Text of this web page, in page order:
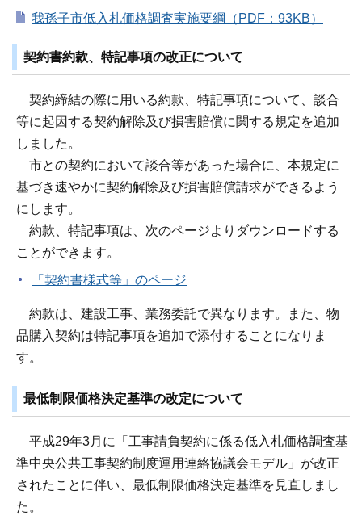
我孫子市低入札価格調査実施要綱（PDF：93KB）
契約書約款、特記事項の改正について
契約締結の際に用いる約款、特記事項について、談合
等に起因する契約解除及び損害賠償に関する規定を追加
しました。
市との契約において談合等があった場合に、本規定に
基づき速やかに契約解除及び損害賠償請求ができるよう
にします。
約款、特記事項は、次のページよりダウンロードする
ことができます。
「契約書様式等」のページ
約款は、建設工事、業務委託で異なります。また、物
品購入契約は特記事項を追加で添付することになりま
す。
最低制限価格決定基準の改定について
平成29年3月に「工事請負契約に係る低入札価格調査基
準中央公共工事契約制度運用連絡協議会モデル」が改正
されたことに伴い、最低制限価格決定基準を見直しまし
た。